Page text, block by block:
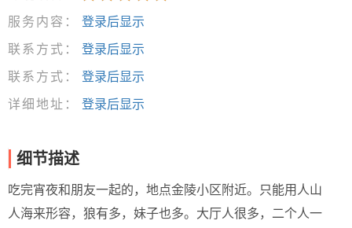
服务内容：
登录后显示
联系方式：
登录后显示
联系方式：
登录后显示
详细地址：
登录后显示
细节描述
吃完宵夜和朋友一起的，地点金陵小区附近。只能用人山
人海来形容，狼有多，妹子也多。大厅人很多，二个人一